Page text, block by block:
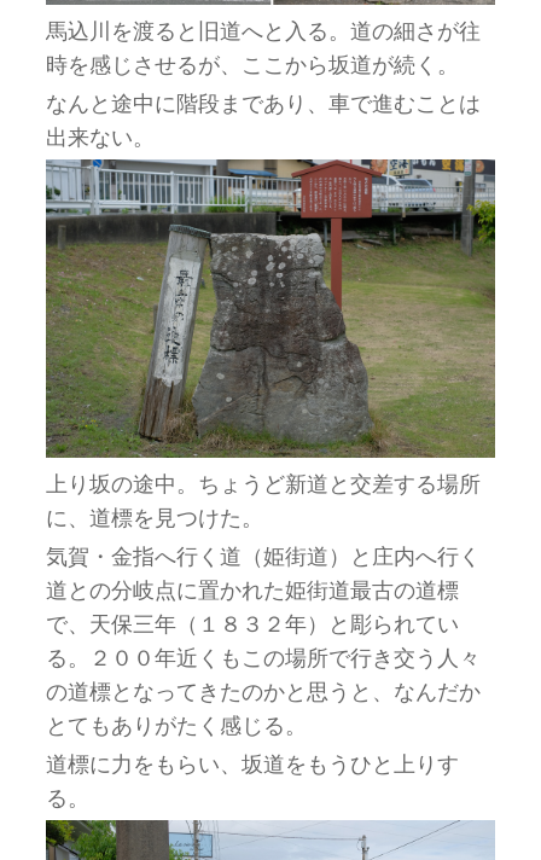
馬込川を渡ると旧道へと入る。道の細さが往
時を感じさせるが、ここから坂道が続く。
なんと途中に階段まであり、車で進むことは
出来ない。
上り坂の途中。ちょうど新道と交差する場所
に、道標を見つけた。
気賀・金指へ行く道（姫街道）と庄内へ行く
道との分岐点に置かれた姫街道最古の道標
で、天保三年（１８３２年）と彫られてい
る。２００年近くもこの場所で行き交う人々
の道標となってきたのかと思うと、なんだか
とてもありがたく感じる。
道標に力をもらい、坂道をもうひと上りす
る。